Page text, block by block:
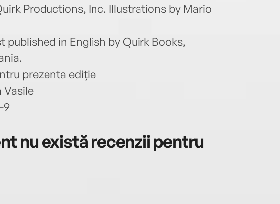
Productions, Inc. Illustrations by Mario
published in English by Quirk Books,
prezenta ediție
Vasile
9
nu există recenzii pentru